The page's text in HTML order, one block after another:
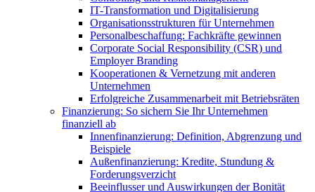
IT-Transformation und Digitalisierung
Organisationsstrukturen für Unternehmen
Personalbeschaffung: Fachkräfte gewinnen
Corporate Social Responsibility (CSR) und
Employer Branding
Kooperationen & Vernetzung mit anderen
Unternehmen
Erfolgreiche Zusammenarbeit mit Betriebsräten
Finanzierung: So sichern Sie Ihr Unternehmen
finanziell ab
Innenfinanzierung: Definition, Abgrenzung und
Beispiele
Außenfinanzierung: Kredite, Stundung &
Forderungsverzicht
Beeinflusser und Auswirkungen der Bonität